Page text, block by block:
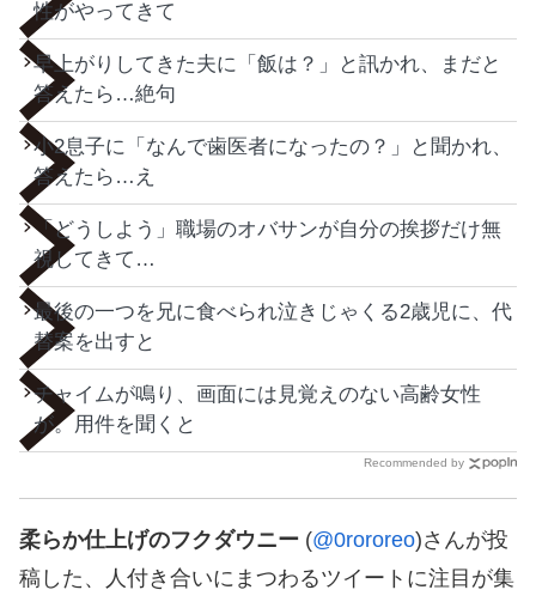
性がやってきて
早上がりしてきた夫に「飯は？」と訊かれ、まだと
答えたら…絶句
小2息子に「なんで歯医者になったの？」と聞かれ、
答えたら…え
「どうしよう」職場のオバサンが自分の挨拶だけ無
視してきて…
最後の一つを兄に食べられ泣きじゃくる2歳児に、代
替案を出すと
チャイムが鳴り、画面には見覚えのない高齢女性
が。用件を聞くと
Recommended by
柔らか仕上げのフクダウニー (@0rororeo)さんが投
稿した、人付き合いにまつわるツイートに注目が集